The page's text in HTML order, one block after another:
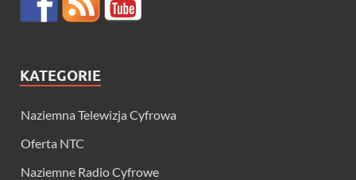
KATEGORIE
Naziemna Telewizja Cyfrowa
Oferta NTC
Naziemne Radio Cyfrowe